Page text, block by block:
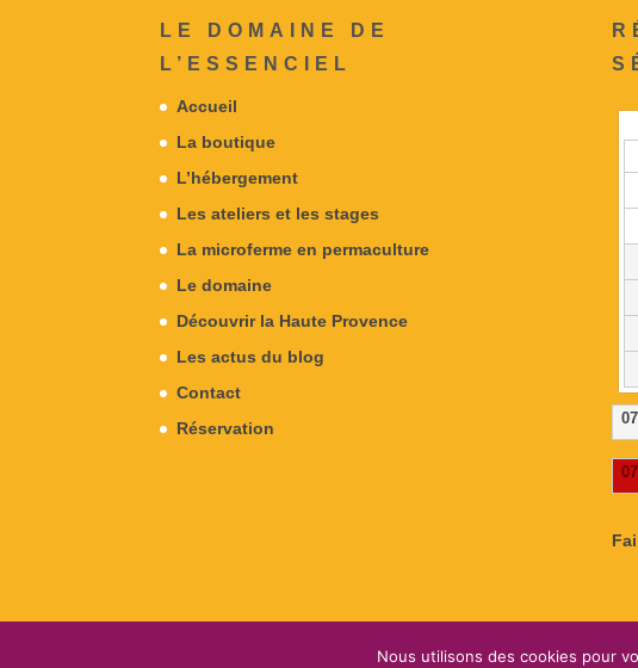
LE DOMAINE DE
L’ESSENCIEL
Accueil
La boutique
L’hébergement
Les ateliers et les stages
La microferme en permaculture
Le domaine
Découvrir la Haute Provence
Les actus du blog
Contact
Réservation
07
07
Camomille- Copyright le Domaine de
Nous utilisons des cookies pour